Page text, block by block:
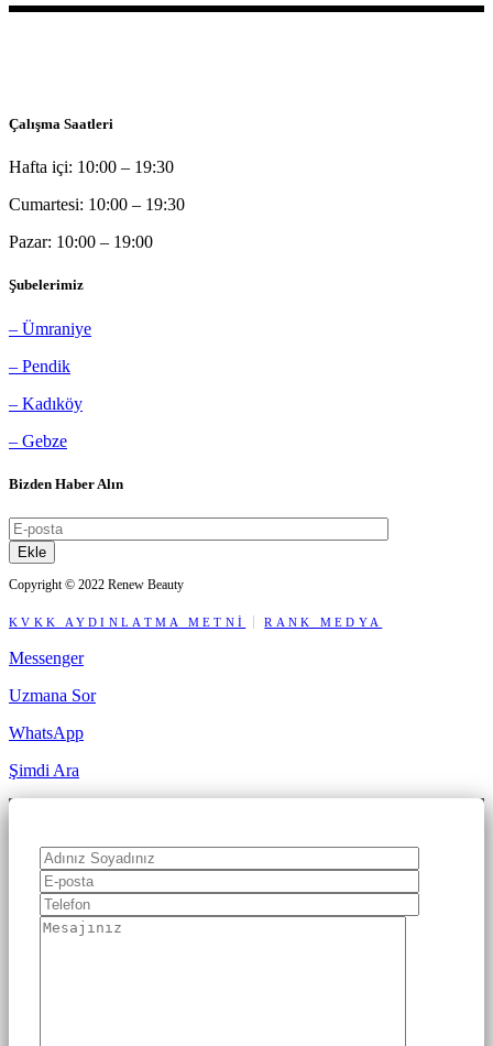
Çalışma Saatleri
Hafta içi: 10:00 – 19:30
Cumartesi: 10:00 – 19:30
Pazar: 10:00 – 19:00
Şubelerimiz
– Ümraniye
– Pendik
– Kadıköy
– Gebze
Bizden Haber Alın
Ekle
Copyright © 2022 Renew Beauty
KVKK AYDINLATMA METNİ RANK MEDYA
Messenger
Uzmana Sor
WhatsApp
Şimdi Ara